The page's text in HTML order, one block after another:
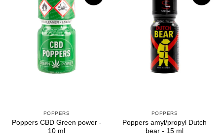
POPPERS
Poppers CBD Green power -
10 ml
POPPERS
Poppers amyl/propyl Dutch
bear - 15 ml